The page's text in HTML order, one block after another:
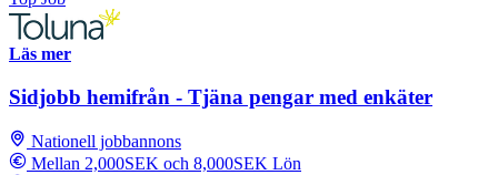
Läs mer
Sidjobb hemifrån - Tjäna pengar med enkäter
Nationell jobbannons
Mellan 2,000SEK och 8,000SEK Lön